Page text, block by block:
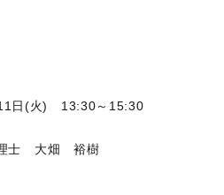
(火) 13:30～15:30
士 大畑 裕樹